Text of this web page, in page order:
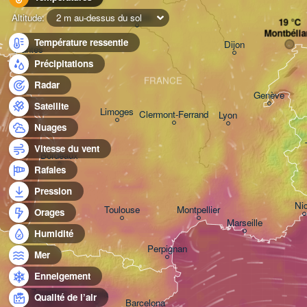
Altitude:
2 m au-dessus du sol
Température ressentie
Précipitations
Radar
Satellite
Nuages
Vitesse du vent
Rafales
Pression
Orages
Humidité
Mer
Enneigement
Qualité de l’air
Zaragoza
Bordeaux
Nantes
Barcelona
Lyon
Marseille
Genève
Montpellier
Orléans
Perpignan
Dijon
Lleida
Clermont-Ferrand
Limoges
Toulouse
FRANCE